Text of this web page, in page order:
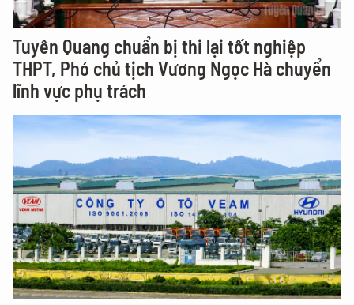
Tuyên Quang chuẩn bị thi lại tốt nghiệp
THPT, Phó chủ tịch Vương Ngọc Hà chuyển
lĩnh vực phụ trách